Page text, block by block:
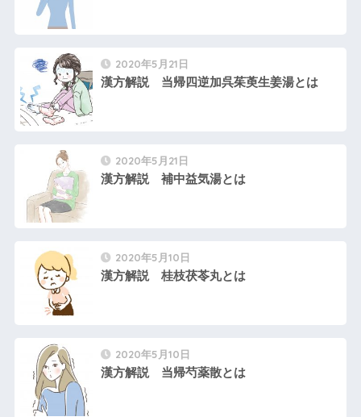
2020年5月21日
漢方解説 当帰四逆加呉茱萸生姜湯とは
2020年5月21日
漢方解説 補中益気湯とは
2020年5月10日
漢方解説 桂枝茯苓丸とは
2020年5月10日
漢方解説 当帰芍薬散とは